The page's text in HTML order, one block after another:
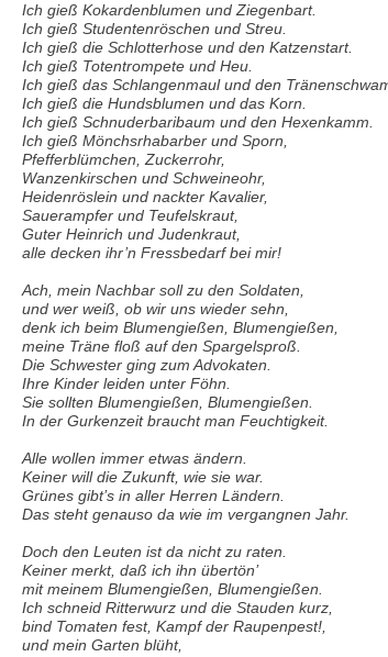
Ich gieß Kokardenblumen und Ziegenbart.
Ich gieß Studentenröschen und Streu.
Ich gieß die Schlotterhose und den Katzenstart.
Ich gieß Totentrompete und Heu.
Ich gieß das Schlangenmaul und den
Ich gieß die Hundsblumen und das Korn.
Ich gieß Schnuderbaribaum und den Hexenkamm.
Ich gieß Mönchsrhabarber und Sporn,
Pfefferblümchen, Zuckerrohr,
Wanzenkirschen und Schweineohr,
Heidenröslein und nackter Kavalier,
Sauerampfer und Teufelskraut,
Guter Heinrich und Judenkraut,
alle decken ihr’n Fressbedarf bei mir!
Ach, mein Nachbar soll zu den Soldaten,
und wer weiß, ob wir uns wieder sehn,
denk ich beim Blumengießen, Blumengießen,
meine Träne floß auf den Spargelsproß.
Die Schwester ging zum Advokaten.
Ihre Kinder leiden unter Föhn.
Sie sollten Blumengießen, Blumengießen.
In der Gurkenzeit braucht man Feuchtigkeit.
Alle wollen immer etwas ändern.
Keiner will die Zukunft, wie sie war.
Grünes gibt’s in aller Herren Ländern.
Das steht genauso da wie im vergangnen Jahr.
Doch den Leuten ist da nicht zu raten.
Keiner merkt, daß ich ihn übertön’
mit meinem Blumengießen, Blumengießen.
Ich schneid Ritterwurz und die Stauden kurz,
bind Tomaten fest, Kampf der Raupenpest!,
und mein Garten blüht,